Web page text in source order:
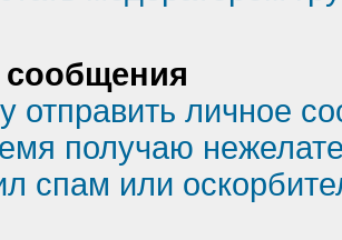
отправить личное
получаю
спам или